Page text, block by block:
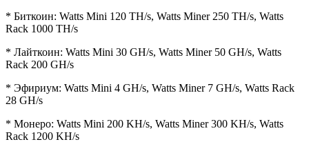
* Биткоин: Watts Mini 120 TH/s, Watts Miner 250 TH/s, Watts
Rack 1000 TH/s
* Лайткоин: Watts Mini 30 GH/s, Watts Miner 50 GH/s, Watts
Rack 200 GH/s
* Эфириум: Watts Mini 4 GH/s, Watts Miner 7 GH/s, Watts Rack
28 GH/s
* Монеро: Watts Mini 200 KH/s, Watts Miner 300 KH/s, Watts
Rack 1200 KH/s